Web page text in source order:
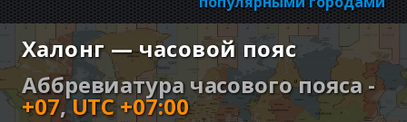
Халонг — часовой пояс
Аббревиатура часового пояса -
+07,UTC +07:00